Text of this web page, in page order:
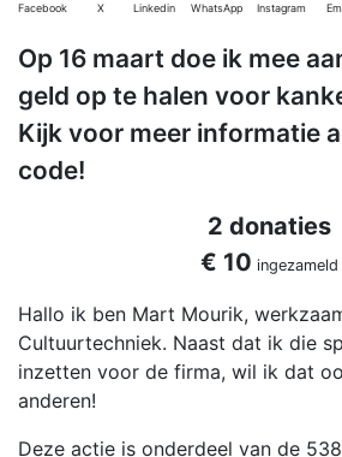
Facebook X Linkedin WhatsApp Instagram
Op 16 maart doe ik mee
geld op te halen voor
Kijk voor meer informatie
code!
2 donaties
€ 10 ingezameld
Hallo ik ben Mart Mourik,
Cultuurtechniek. Naast dat ik die
inzetten voor de firma, wil ik dat
anderen!
Deze actie is onderdeel van de